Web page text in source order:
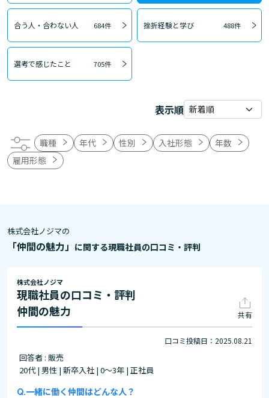
合う人・合わない人 684件 挫折経験と学び 488件
選考で感じたこと 705件
表示順
職種 年代 性別 入社形態
年数
雇用形態
株式会社ノジマの
「仲間の魅力」 に関する現職社員の口コミ・評判
株式会社ノジマ
現職社員の口コミ・評判
仲間の魅力
共有
口コミ投稿日：2025.08.21
回答者 : 販売
20代 | 男性 | 新卒入社 | 0～3年 | 正社員
一緒に働く仲間はどんな人？